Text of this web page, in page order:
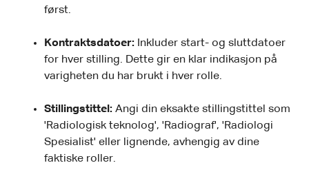
først.
Kontraktsdatoer: Inkluder start- og sluttdatoer
for hver stilling. Dette gir en klar indikasjon på
varigheten du har brukt i hver rolle.
Stillingstittel: Angi din eksakte stillingstittel som
'Radiologisk teknolog', 'Radiograf', 'Radiologi
Spesialist' eller lignende, avhengig av dine
faktiske roller.